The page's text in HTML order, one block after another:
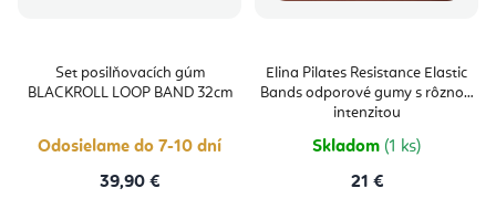
Set posilňovacích gúm
BLACKROLL LOOP BAND 32cm
Odosielame do 7-10 dní
39,90 €
Elina Pilates Resistance Elastic
Bands odporové gumy s rôznou
intenzitou
Skladom (1 ks)
21 €